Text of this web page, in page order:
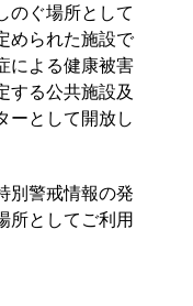
のぐ場所として
められた施設で
による健康被害
する公共施設及
ーとして開放し
別警戒情報の発
所としてご利用